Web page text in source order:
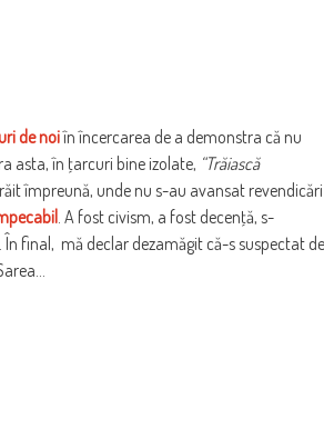
de noiîn încercarea de a demonstra că nu
asta, în ţarcuri bine izolate, “Trăiască
împreună, unde nu s-au avansat revendicări
. A fost civism, a fost decenţă, s-
final, mă declar dezamăgit că-s suspectat de